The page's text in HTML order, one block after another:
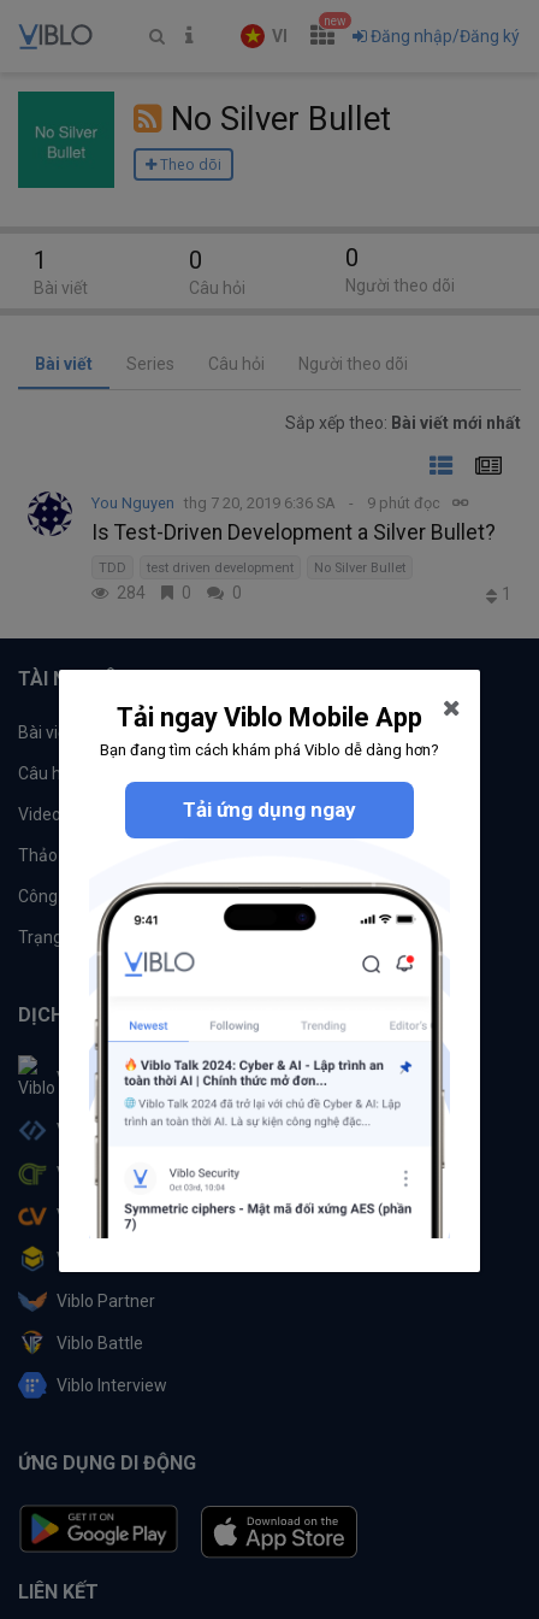
VI
new
Đăng nhập/Đăng ký
No Silver Bullet
Theo dõi
Bài viết Series Câu hỏi Người theo dõi
Sắp xếp theo: Bài viết mới nhất
You Nguyen thg 7 20, 2019 6:36 SA 9 phút đọc
Is Test-Driven Development a Silver Bullet?
TDD test driven development No Silver Bullet
284 0 0 1
1
Bài viết
0
Câu hỏi
0
Người theo dõi
TÀI NGUYÊN
Bài viết Tổ chức
Câu hỏi
Videos Tác giả
Thảo luận
Công cụ Machine Learning
Trạng thái hệ thống
DỊCH VỤ
Viblo
Viblo Code
Viblo CTF
Viblo CV
Viblo Learning
Viblo Partner
Viblo Battle
Viblo Interview
ỨNG DỤNG DI ĐỘNG
LIÊN KẾT
Tải ngay Viblo Mobile App
Bạn đang tìm cách khám phá Viblo dễ dàng hơn?
Tải ứng dụng ngay